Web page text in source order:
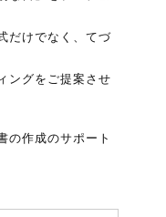
だけでなく、てづ
ングをご提案させ
の作成のサポート